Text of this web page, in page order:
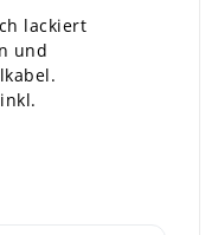
lackiert
und